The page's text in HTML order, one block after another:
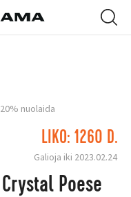
nuolaida
LIKO: 1260 D.
Galioja iki 2023.02.24
Poese